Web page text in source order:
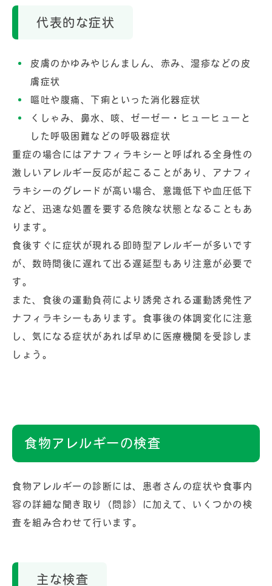
代表的な症状
皮膚のかゆみやじんましん、赤み、湿疹などの皮
膚症状
嘔吐や腹痛、下痢といった消化器症状
くしゃみ、鼻水、咳、ゼーゼー・ヒューヒューと
した呼吸困難などの呼吸器症状
重症の場合にはアナフィラキシーと呼ばれる全身性の
激しいアレルギー反応が起こることがあり、アナフィ
ラキシーのグレードが高い場合、意識低下や血圧低下
など、迅速な処置を要する危険な状態となることもあ
ります。
食後すぐに症状が現れる即時型アレルギーが多いです
が、数時間後に遅れて出る遅延型もあり注意が必要で
す。
また、食後の運動負荷により誘発される運動誘発性ア
ナフィラキシーもあります。食事後の体調変化に注意
し、気になる症状があれば早めに医療機関を受診しま
しょう。
食物アレルギーの検査
食物アレルギーの診断には、患者さんの症状や食事内
容の詳細な聞き取り（問診）に加えて、いくつかの検
査を組み合わせて行います。
主な検査